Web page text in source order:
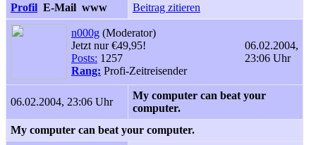
Profil E-Mail www Beitrag zitieren
n000g (Moderator)
Jetzt nur €49,95!
Posts: 1257
Rang: Profi-Zeitreisender
06.02.2004,
23:06 Uhr
06.02.2004, 23:06 Uhr
My computer can beat your
computer.
My computer can beat your computer.